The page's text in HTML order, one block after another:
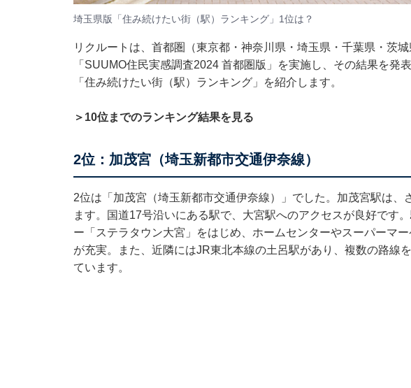
埼玉県版「住み続けたい街（駅）ランキング」1位は？
リクルートは、首都圏（東京都・神奈川県・埼玉県・千葉県・茨
「SUUMO住民実感調査2024 首都圏版」を実施し、その結果を発
「住み続けたい街（駅）ランキング」を紹介します。
＞10位までのランキング結果を見る
2位：加茂宮（埼玉新都市交通伊奈線）
2位は「加茂宮（埼玉新都市交通伊奈線）」でした。加茂宮駅は、
ます。国道17号沿いにある駅で、大宮駅へのアクセスが良好です
ー「ステラタウン大宮」をはじめ、ホームセンターやスーパーマ
が充実。また、近隣にはJR東北本線の土呂駅があり、複数の路線
ています。